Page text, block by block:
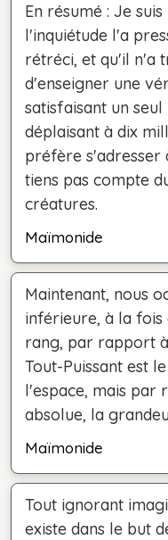
En résumé : Je
l'inquiétude l'a
rétréci, et qu'il n'a
d'enseigner une
satisfaisant un
déplaisant à dix
préfère s'adresser
tiens pas compte
créatures.
Maïmonide
Maintenant, nous
inférieure, à la fois
rang, par rapport
Tout-Puissant est
l'espace, mais par
absolue, la
Maïmonide
Tout ignorant
existe dans le but